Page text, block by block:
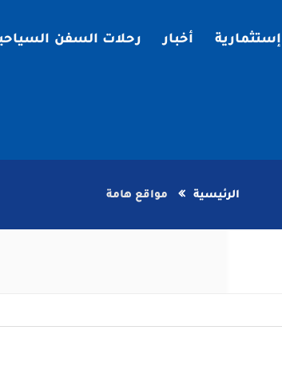
أخبار رحلات السفن
الرئيسية مواقع هامة